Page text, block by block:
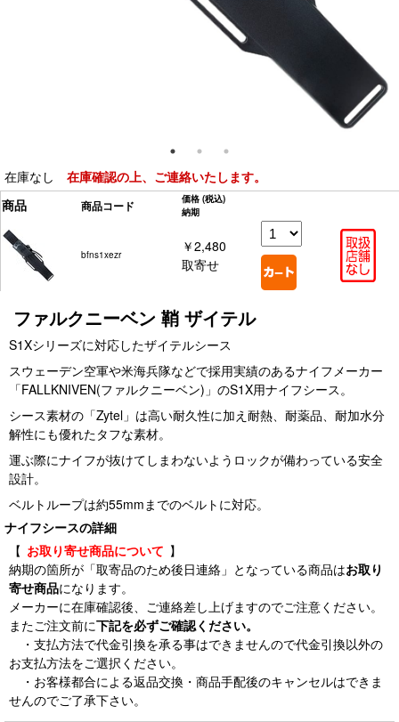
在庫なし 在庫確認の上、ご連絡いたします。
商品
商品コード 価格 (税込)
納期
bfns1xezr
￥2,480
取寄せ
ファルクニーベン 鞘 ザイテル
S1Xシリーズに対応したザイテルシース
スウェーデン空軍や米海兵隊などで採用実績のあるナイフメーカー
「FALLKNIVEN(ファルクニーベン)」のS1X用ナイフシース。
シース素材の「Zytel」は高い耐久性に加え耐熱、耐薬品、耐加水分
解性にも優れたタフな素材。
運ぶ際にナイフが抜けてしまわないようロックが備わっている安全
設計。
ベルトループは約55mmまでのベルトに対応。
ナイフシースの詳細
【 お取り寄せ商品について 】
納期の箇所が「取寄品のため後日連絡」となっている商品はお取り
寄せ商品になります。
メーカーに在庫確認後、ご連絡差し上げますのでご注意ください。
またご注文前に下記を必ずご確認ください。
・支払方法で代金引換を承る事はできませんので代金引換以外の
お支払方法をご選択ください。
・お客様都合による返品交換・商品手配後のキャンセルはできま
せんのでご了承下さい。